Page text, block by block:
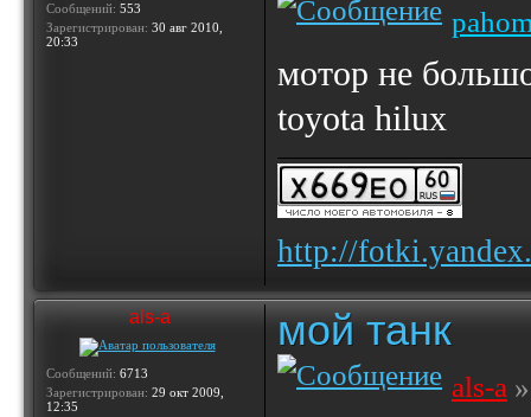
Сообщений: 553
Зарегистрирован: 30 авг 2010,
20:33
мотор не
toyota hilux
http://
als-a
Сообщений: 6713
Зарегистрирован: 29 окт 2009,
12:35
мой танк
als-a